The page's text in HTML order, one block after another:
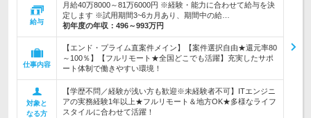
給与
月給40万8000～81万6000円 ※経験・能力に合わせて給与を決
定します ※試用期間3~6カ月あり、期間中の給…
初年度の年収： 496～993万円
仕事内容
【エンド・プライム直案件メイン】【案件選択自由★還元率80
～100％】【フルリモート★全国どこでも活躍】充実したサポ
ート体制で働きやすい環境！
対象と
なる方
【学歴不問／経験が浅い方も歓迎※未経験者不可】ITエンジニ
アの実務経験1年以上★フルリモート＆地方OK★多様なライフ
スタイルに合わせて活躍！